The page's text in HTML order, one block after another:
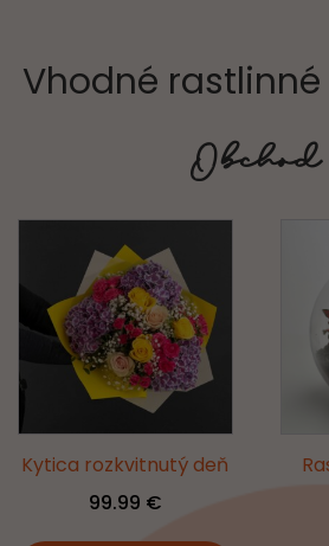
Vhodné
Obchod
Kytica rozkvitnutý deň
99.99 €